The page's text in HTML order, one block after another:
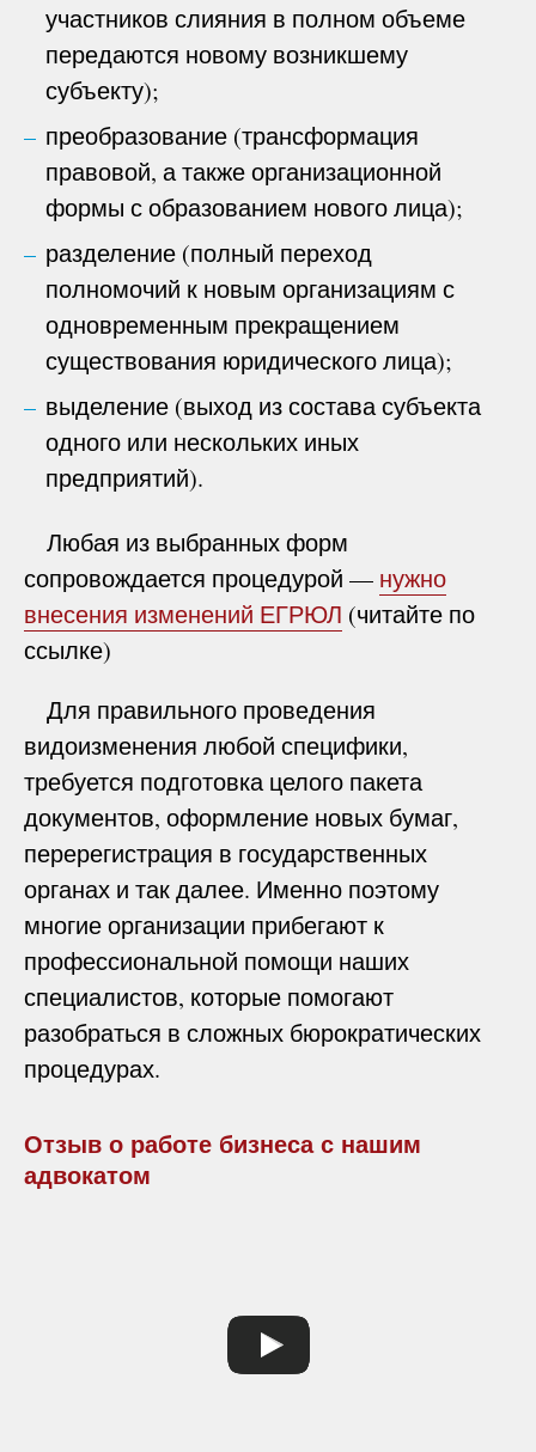
участников слияния в полном объеме
передаются новому возникшему
субъекту);
преобразование (трансформация
правовой, а также организационной
формы с образованием нового лица);
разделение (полный переход
полномочий к новым организациям с
одновременным прекращением
существования юридического лица);
выделение (выход из состава субъекта
одного или нескольких иных
предприятий).
Любая из выбранных форм
сопровождается процедурой — нужно
внесения изменений ЕГРЮЛ (читайте по
ссылке)
Для правильного проведения
видоизменения любой специфики,
требуется подготовка целого пакета
документов, оформление новых бумаг,
перерегистрация в государственных
органах и так далее. Именно поэтому
многие организации прибегают к
профессиональной помощи наших
специалистов, которые помогают
разобраться в сложных бюрократических
процедурах.
Отзыв о работе бизнеса с нашим
адвокатом